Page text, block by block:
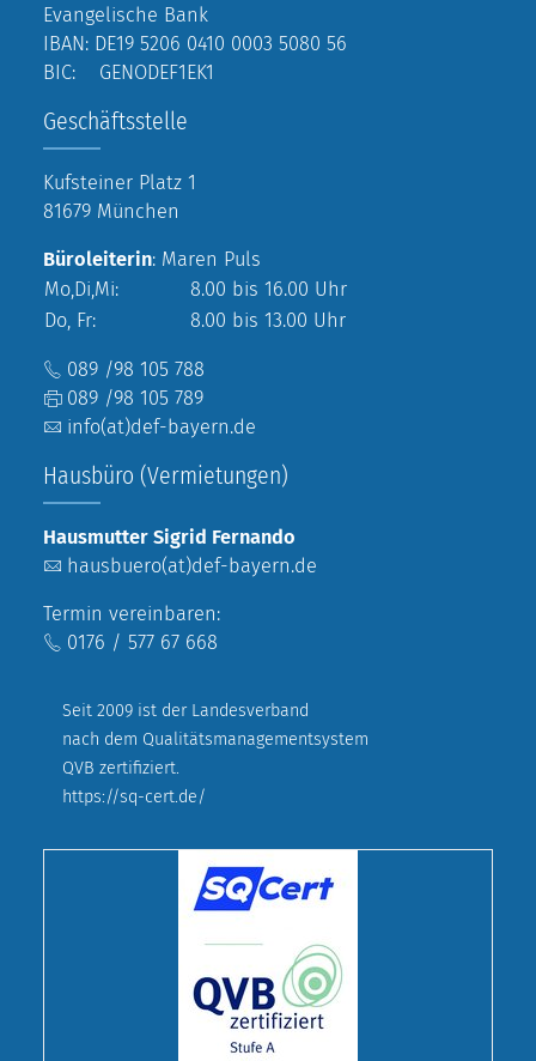
Evangelische Bank
IBAN: DE19 5206 0410 0003 5080 56
BIC: GENODEF1EK1
Geschäftsstelle
Kufsteiner Platz 1
81679 München
Büroleiterin: Maren Puls
Mo,Di,Mi:
8.00 bis 16.00 Uhr
Do, Fr:
8.00 bis 13.00 Uhr
089 /98 105 788
089 /98 105 789
info(at)def-bayern.de
Hausbüro (Vermietungen)
Hausmutter Sigrid Fernando
hausbuero(at)def-bayern.de
Termin vereinbaren:
0176 / 577 67 668
Seit 2009 ist der Landesverband
nach dem Qualitätsmanagementsystem
QVB zertifiziert.
https://sq-cert.de/